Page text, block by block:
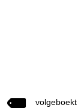
volgeboekt